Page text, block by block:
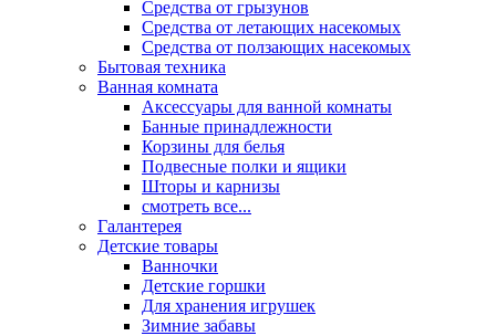
Средства от грызунов
Средства от летающих насекомых
Средства от ползающих насекомых
Бытовая техника
Ванная комната
Аксессуары для ванной комнаты
Банные принадлежности
Корзины для белья
Подвесные полки и ящики
Шторы и карнизы
смотреть все...
Галантерея
Детские товары
Ванночки
Детские горшки
Для хранения игрушек
Зимние забавы